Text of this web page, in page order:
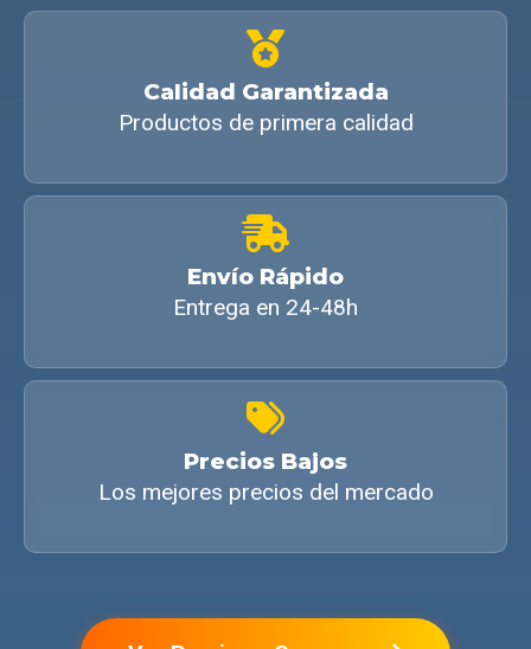
Calidad Garantizada
Productos de primera calidad
Envío Rápido
Entrega en 24-48h
Precios Bajos
Los mejores precios del mercado